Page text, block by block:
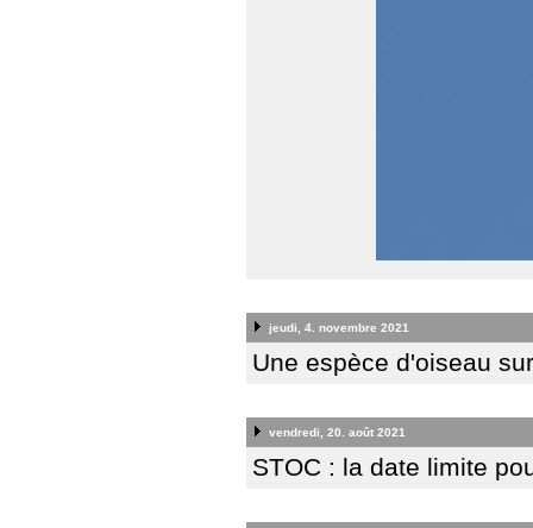
jeudi, 4. novembre 2021
Une espèce d'oiseau
vendredi, 20. août 2021
STOC : la date limite